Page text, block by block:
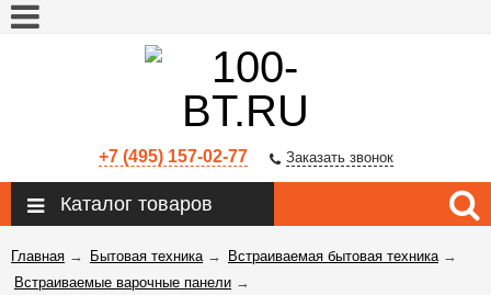
+7 (495) 157-02-77 Заказать звонок
Каталог товаров
Главная → Бытовая техника→ Встраиваемая бытовая техника→
Встраиваемые варочные панели →